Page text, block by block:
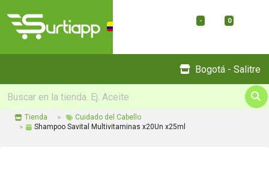
- 0
Bogotá - Salitre
Tienda
Cuidado del Cabello
Shampoo Savital Multivitaminas x20Un x25ml